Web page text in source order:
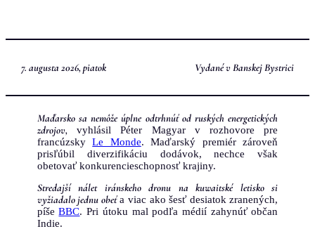
7. augusta 2026, piatok Vydané v Banskej Bystrici
Maďarsko sa nemôže úplne odtrhnúť od ruských energetických
zdrojov, vyhlásil Péter Magyar v rozhovore pre
francúzskyLe Monde. Maďarský premiér zároveň
prisľúbil diverzifikáciu dodávok, nechce však
obetovať konkurencieschopnosť krajiny.
Stredajší nálet iránskeho dronu na kuwaitské letisko si
vyžiadalo jednu obeťa viac ako šesť desiatok zranených,
píšeBBC. Pri útoku mal podľa médií zahynúť občan
Indie.